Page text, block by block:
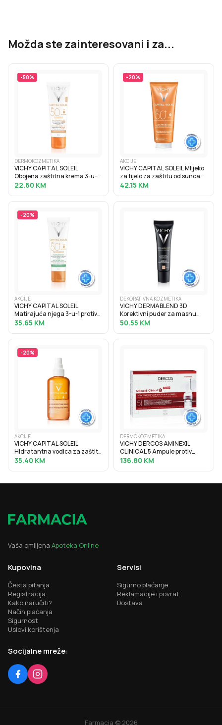
Možda ste zainteresovani i za...
-50%
DERMOKOZMETIKA
VICHY CAPITAL SOLEIL
Obojena zaštitna krema 3-u-1
protiv tamnih mrlja SPF50+, 50
22.60 KM
-20%
AKCIJE
VICHY CAPITAL SOLEIL Mlijeko
za tijelo za zaštitu od sunca
SPF50+, obiteljsko pakiranje,
42.15 KM
-20%
AKCIJE
VICHY CAPITAL SOLEIL
Matirajuća njega 3-u-1 protiv
masnog sjaja SPF50+, 50 ml
35.65 KM
DEKORATIVNA KOZMETIKA
VICHY DERMABLEND 3D
Korektivni puder za masnu
kožu sklonu aknama s visokim
50.55 KM
-20%
AKCIJE
VICHY CAPITAL SOLEIL
Hidratantna vodica za zaštitu
od sunca za naglašen ten
35.40 KM
DERMOKOZMETIKA
VICHY DERCOS AMINEXIL
CLINICAL 5 Ampule protiv
ispadanja kose za žene 21x6
136.80 KM
Vaša omiljena Apoteka Online
Kupovina
Česta pitanja
Registracija
Kako naručiti?
Način plaćanja
Sigurnost
Uslovi korištenja
Servisi
Sigurno plaćanje
Reklamacije i povrat
Dostava
Socijalne mreže:
Farmacia © 2026